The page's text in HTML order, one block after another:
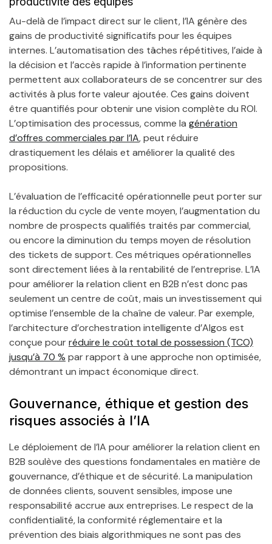
Au-delà de l’impact direct sur le client, l’IA génère des
gains de productivité significatifs pour les équipes
internes. L’automatisation des tâches répétitives, l’aide à
la décision et l’accès rapide à l’information pertinente
permettent aux collaborateurs de se concentrer sur des
activités à plus forte valeur ajoutée. Ces gains doivent
être quantifiés pour obtenir une vision complète du ROI.
L’optimisation des processus, comme la génération
d’offres commerciales par l’IA, peut réduire
drastiquement les délais et améliorer la qualité des
propositions.
L’évaluation de l’efficacité opérationnelle peut porter sur
la réduction du cycle de vente moyen, l’augmentation du
nombre de prospects qualifiés traités par commercial,
ou encore la diminution du temps moyen de résolution
des tickets de support. Ces métriques opérationnelles
sont directement liées à la rentabilité de l’entreprise. L’IA
pour améliorer la relation client en B2B n’est donc pas
seulement un centre de coût, mais un investissement qui
optimise l’ensemble de la chaîne de valeur. Par exemple,
l’architecture d’orchestration intelligente d’Algos est
conçue pourréduire le coût total de possession (TCO)
jusqu’à 70 % par rapport à une approche non optimisée,
démontrant un impact économique direct.
Gouvernance, éthique et gestion des
risques associés à l’IA
Le déploiement de l’IA pour améliorer la relation client en
B2B soulève des questions fondamentales en matière de
gouvernance, d’éthique et de sécurité. La manipulation
de données clients, souvent sensibles, impose une
responsabilité accrue aux entreprises. Le respect de la
confidentialité, la conformité réglementaire et la
prévention des biais algorithmiques ne sont pas des